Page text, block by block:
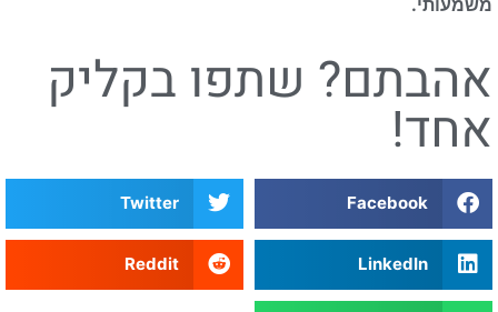
משמעותי.
אהבתם? שתפו בקליק
אחד!
Facebook
Twitter
LinkedIn
Reddit